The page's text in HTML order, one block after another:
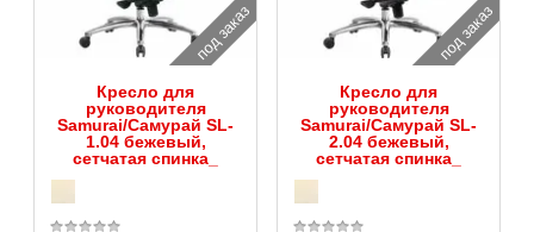
под заказ
Кресло для
руководителя
Samurai/Самурай SL-
1.04 бежевый,
сетчатая спинка_
под заказ
Кресло для
руководителя
Samurai/Самурай SL-
2.04 бежевый,
сетчатая спинка_